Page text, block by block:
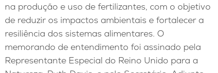
na produção e uso de fertilizantes, com o objetivo
de reduzir os impactos ambientais e fortalecer a
resiliência dos sistemas alimentares. O
memorando de entendimento foi assinado pela
Representante Especial do Reino Unido para a